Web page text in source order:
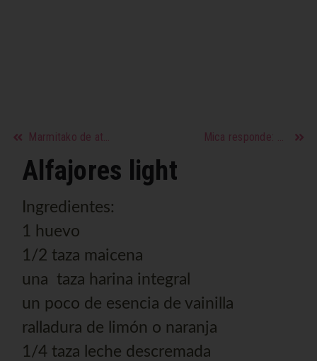
Marmitako de atún Mica responde: Nicolás
Alfajores light
Ingredientes:
1 huevo
1/2 taza maicena
una taza harina integral
un poco de esencia de vainilla
ralladura de limón o naranja
1/4 taza leche descremada